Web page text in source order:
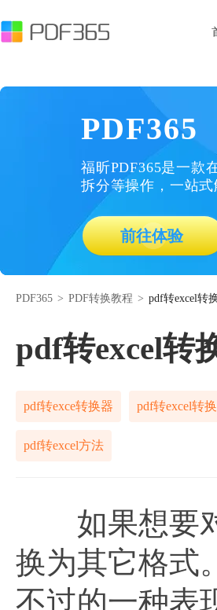
PDF365
福昕PDF365是一款
拆分等操作，一站
前往体验
PDF365 > PDF转换教程 > pdf转excel转
pdf转excel转
pdf转exce转换器 pdf转excel转
pdf转excel方法
如果想要对
换为其它格式
不过的一种表